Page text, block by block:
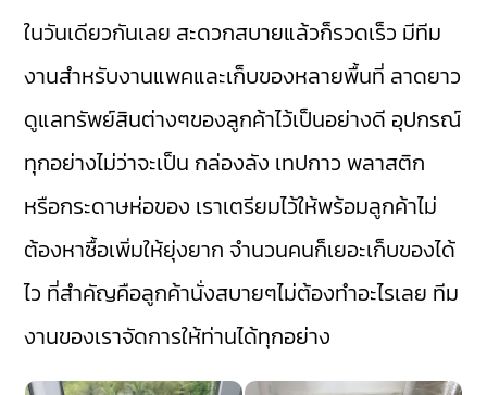
ในวันเดียวกันเลย สะดวกสบายแล้วก็รวดเร็ว มีทีม
งานสำหรับงานแพคและเก็บของหลายพื้นที่ ลาดยาว
ดูแลทรัพย์สินต่างๆของลูกค้าไว้เป็นอย่างดี อุปกรณ์
ทุกอย่างไม่ว่าจะเป็น กล่องลัง เทปกาว พลาสติก
หรือกระดาษห่อของ เราเตรียมไว้ให้พร้อมลูกค้าไม่
ต้องหาซื้อเพิ่มให้ยุ่งยาก จำนวนคนก็เยอะเก็บของได้
ไว ที่สำคัญคือลูกค้านั่งสบายๆไม่ต้องทำอะไรเลย ทีม
งานของเราจัดการให้ท่านได้ทุกอย่าง